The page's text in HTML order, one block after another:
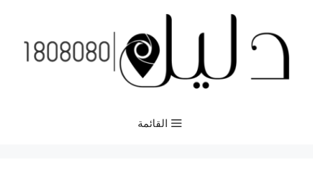
المحتوى
القائمة